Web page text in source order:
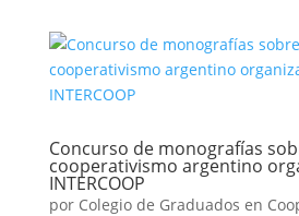
Concurso de monografías
cooperativismo argentino
INTERCOOP
por Colegio de Graduados en